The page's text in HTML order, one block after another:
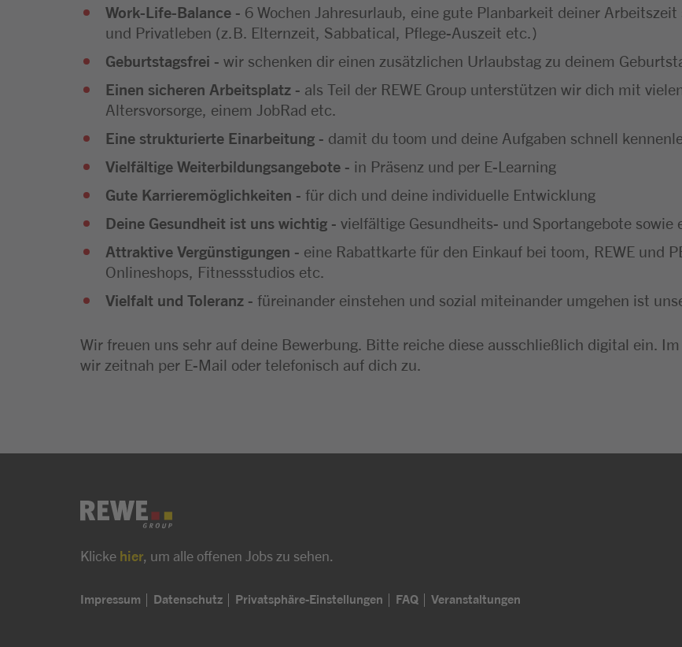
Work-Life-Balance - 6 Wochen Jahresurlaub, eine gute Planbarkeit deiner
und Privatleben (z.B. Elternzeit, Sabbatical, Pflege-Auszeit etc.)
Geburtstagsfrei - wir schenken dir einen zusätzlichen Urlaubstag zu deinem
Einen sicheren Arbeitsplatz - als Teil der REWE Group unterstützen wir dich mit
Altersvorsorge, einem JobRad etc.
Eine strukturierte Einarbeitung - damit du toom und deine Aufgaben schnell
Vielfältige Weiterbildungsangebote - in Präsenz und per E-Learning
Gute Karrieremöglichkeiten - für dich und deine individuelle Entwicklung
Deine Gesundheit ist uns wichtig - vielfältige Gesundheits- und Sportangebote sowie
Attraktive Vergünstigungen - eine Rabattkarte für den Einkauf bei toom, REWE und
Onlineshops, Fitnessstudios etc.
Vielfalt und Toleranz - füreinander einstehen und sozial miteinander umgehen ist
Wir freuen uns sehr auf deine Bewerbung. Bitte reiche diese ausschließlich digital ein.
wir zeitnah per E-Mail oder telefonisch auf dich zu.
Klicke hier , um alle offenen Jobs zu sehen.
Impressum Datenschutz Privatsphäre-Einstellungen FAQ Veranstaltungen